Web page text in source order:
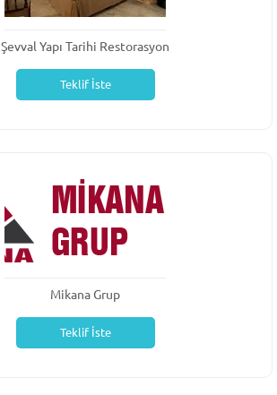
Şevval Yapı Tarihi Restorasyon
Teklif İste
Mikana Grup
Teklif İste